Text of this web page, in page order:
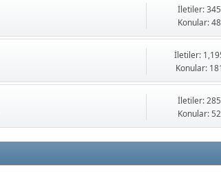
İletiler: 345
Konular: 48
İletiler:
Konular:
İletiler: 285
Konular: 52